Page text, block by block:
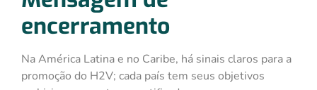
encerramento
Na América Latina e no Caribe, há sinais claros para a
promoção do H2V; cada país tem seus objetivos